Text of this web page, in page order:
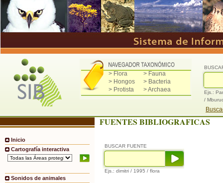
> Flora
> Fauna
> Hongos
> Bacteria
> Protista
> Archaea
Ejs.:
/
Inicio
Cartografía interactiva
Sonidos de animales
FUENTES BIBLIOGRAFICAS
BUSCAR FUENTE
Ejs.: dimitri / 1995 / flora